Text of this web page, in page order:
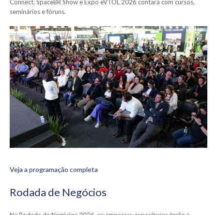
Connect, SpaceBR Show e Expo eVTOL 2026 contará com cursos,
seminários e fóruns.
Veja a programação completa
Rodada de Negócios